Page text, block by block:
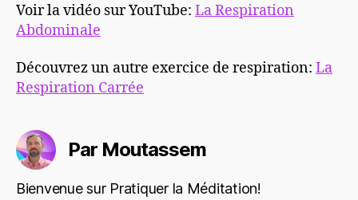
Voir la vidéo sur YouTube: La Respiration
Abdominale
Découvrez un autre exercice de respiration: La
Respiration Carrée
Par Moutassem
Bienvenue sur Pratiquer la Méditation!